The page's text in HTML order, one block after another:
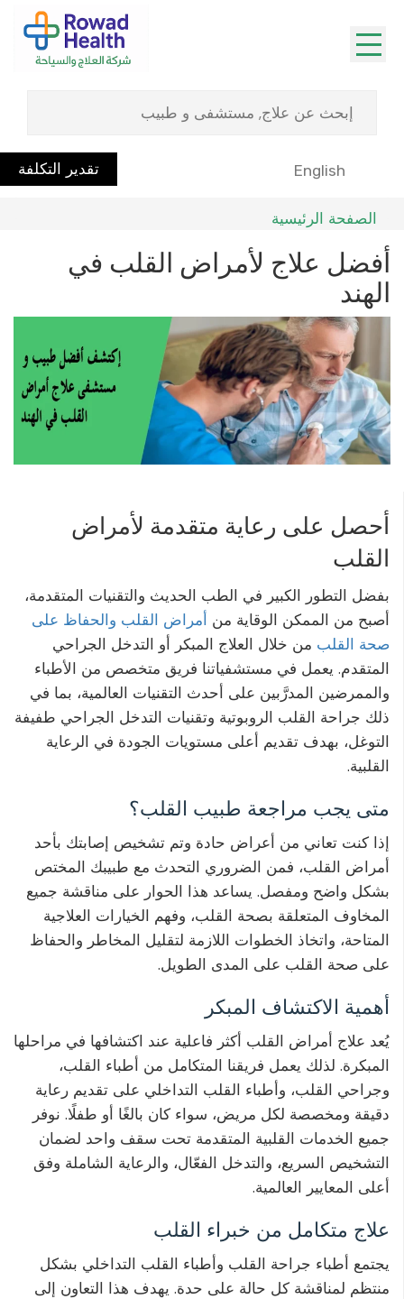
English تقدير التكلفة
الصفحة الرئيسية
أفضل علاج لأمراض القلب في
الهند
أحصل على رعاية متقدمة لأمراض
القلب
بفضل التطور الكبير في الطب الحديث والتقنيات المتقدمة،
أصبح من الممكن الوقاية من أمراض القلب والحفاظ على
صحة القلب من خلال العلاج المبكر أو التدخل الجراحي
المتقدم. يعمل في مستشفياتنا فريق متخصص من الأطباء
والممرضين المدرَّبين على أحدث التقنيات العالمية، بما في
ذلك جراحة القلب الروبوتية وتقنيات التدخل الجراحي طفيفة
التوغل، بهدف تقديم أعلى مستويات الجودة في الرعاية
القلبية.
متى يجب مراجعة طبيب القلب؟
إذا كنت تعاني من أعراض حادة وتم تشخيص إصابتك بأحد
أمراض القلب، فمن الضروري التحدث مع طبيبك المختص
بشكل واضح ومفصل. يساعد هذا الحوار على مناقشة جميع
المخاوف المتعلقة بصحة القلب، وفهم الخيارات العلاجية
المتاحة، واتخاذ الخطوات اللازمة لتقليل المخاطر والحفاظ
على صحة القلب على المدى الطويل.
أهمية الاكتشاف المبكر
يُعد علاج أمراض القلب أكثر فاعلية عند اكتشافها في مراحلها
المبكرة. لذلك يعمل فريقنا المتكامل من أطباء القلب،
وجراحي القلب، وأطباء القلب التداخلي على تقديم رعاية
دقيقة ومخصصة لكل مريض، سواء كان بالغًا أو طفلًا. نوفر
جميع الخدمات القلبية المتقدمة تحت سقف واحد لضمان
التشخيص السريع، والتدخل الفعّال، والرعاية الشاملة وفق
أعلى المعايير العالمية.
علاج متكامل من خبراء القلب
يجتمع أطباء جراحة القلب وأطباء القلب التداخلي بشكل
منتظم لمناقشة كل حالة على حدة. يهدف هذا التعاون إلى